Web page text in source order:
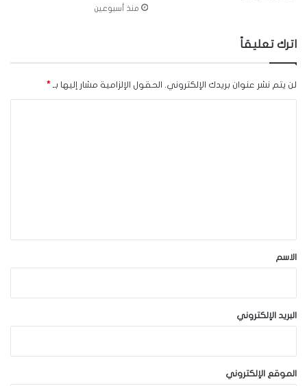
منذ أسبوعين
اترك تعليقاً
لن يتم نشر عنوان بريدك الإلكتروني. الحقول الإلزامية مشار إليها بـ *
*الاسم
البريد الإلكتروني
الموقع الإلكتروني